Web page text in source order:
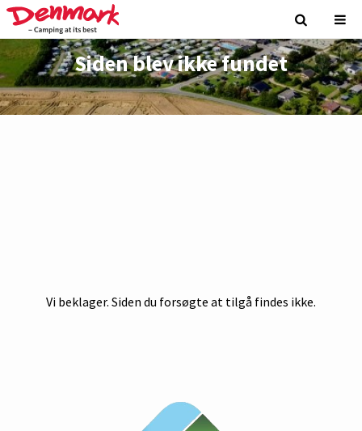
Siden blev ikke fundet
Vi beklager. Siden du forsøgte at tilgå findes ikke.